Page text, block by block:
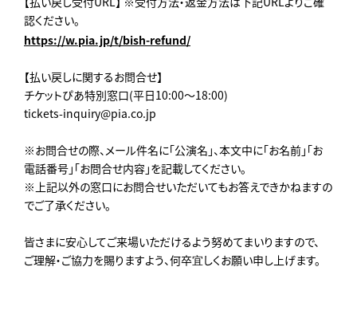
認ください。
https://w.pia.jp/t/bish-refund/
【払い戻しに関するお問合せ】
チケットぴあ特別窓口(平日10:00～18:00)
tickets-inquiry@pia.co.jp
※お問合せの際、メール件名に「公演名」、本文中に「お名前」「お
電話番号」「お問合せ内容」を記載してください。
※上記以外の窓口にお問合せいただいてもお答えできかねますの
でご了承ください。
皆さまに安心してご来場いただけるよう努めてまいりますので、
ご理解・ご協力を賜りますよう、何卒宜しくお願い申し上げます。